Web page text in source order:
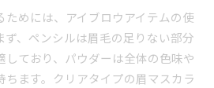
ためには、アイブロウアイテムの使
ず、ペンシルは眉毛の足りない部分
しており、パウダーは全体の色味や
ちます。クリアタイプの眉マスカラ